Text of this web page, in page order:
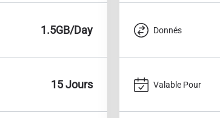
1.5GB/Day
15 Jours
Donnés
Valable Pour